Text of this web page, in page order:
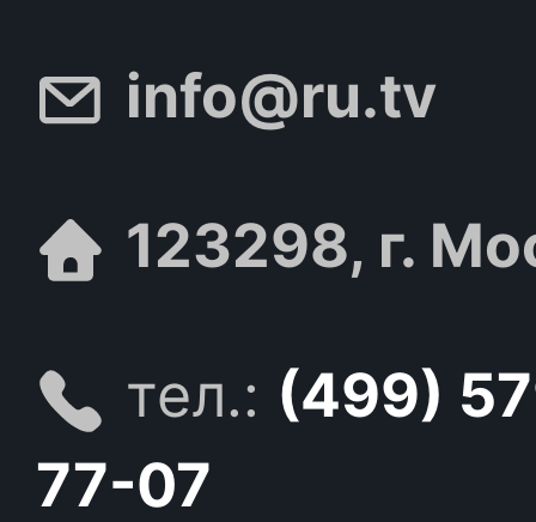
info@ru.tv
123298, г.
тел.: (499)
77-07